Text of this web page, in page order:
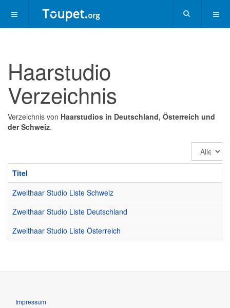
Haarstudio
Verzeichnis
Verzeichnis von Haarstudios in Deutschland, Österreich und
der Schweiz.
Anzeige
#
Titel
Zweithaar Studio Liste Schweiz
Zweithaar Studio Liste Deutschland
Zweithaar Studio Liste Österreich
Impressum